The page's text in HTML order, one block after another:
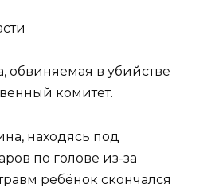
обвиняемая в убийстве
комитет.
находясь под
по голове из-за
ребёнок скончался